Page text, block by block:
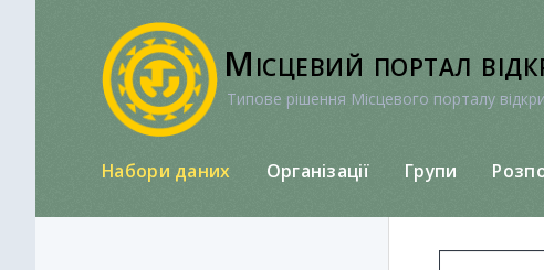
Місцевий портал
Типове рішення Місцевого порталу
Набори даних Організації Групи